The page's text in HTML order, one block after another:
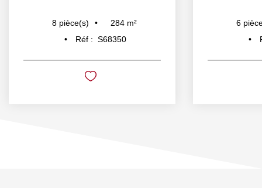
8 pièce(s) 284 m²
Réf : S68350
6